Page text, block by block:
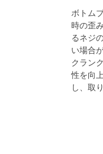
ボトム
時の歪
るネジ
い場合が
クラン
性を向
し、取